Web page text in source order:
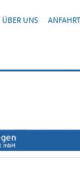
ÜBER UNS ANFAHRT